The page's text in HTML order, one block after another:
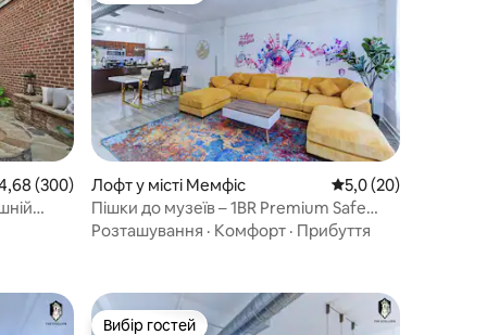
оцінка: 4,68 з 5, відгуки: 300
(300)
Лофт у місті Мемфіс Середня оцінка: 5,0
5,0 (20)
Пішки до музеїв – 1BR Premium Safe
Loft з парковкою
Розташування · Комфорт · Прибуття
Вибір гостей